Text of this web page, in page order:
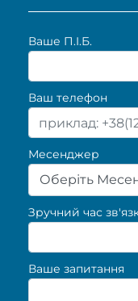
Ваше П.I.Б.
Ваш телефон
Месенджер
Оберіть
Зручний час
Ваше запитання